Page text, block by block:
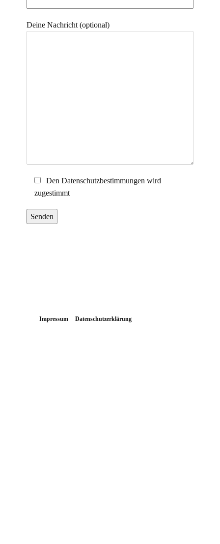
Deine Nachricht (optional)
Den Datenschutzbestimmungen wird
zugestimmt
Impressum Datenschutzerklärung